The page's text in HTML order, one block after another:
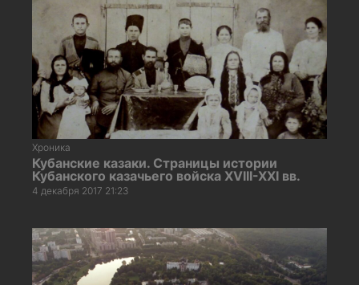
Хроника
Кубанские казаки. Страницы истории
Кубанского казачьего войска XVIII-XXI вв.
4 декабря 2017 21:23